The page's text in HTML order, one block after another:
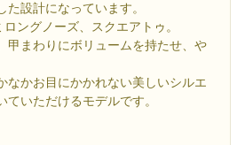
た設計になっています。
ングノーズ、スクエアトゥ。
甲まわりにボリュームを持たせ、や
なかお目にかかれない美しいシルエ
ていただけるモデルです。